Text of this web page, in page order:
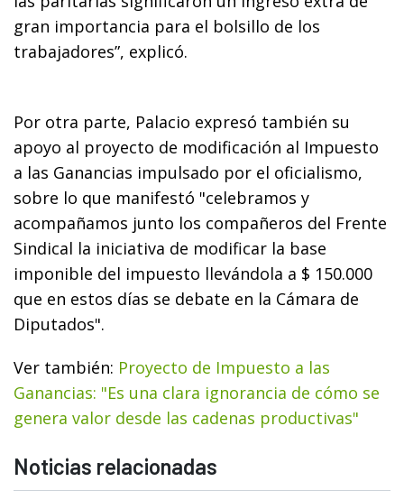
gran importancia para el bolsillo de los
trabajadores”, explicó.
Por otra parte, Palacio expresó también su
apoyo al proyecto de modificación al Impuesto
a las Ganancias impulsado por el oficialismo,
sobre lo que manifestó "celebramos y
acompañamos junto los compañeros del Frente
Sindical la iniciativa de modificar la base
imponible del impuesto llevándola a $ 150.000
que en estos días se debate en la Cámara de
Diputados".
Ver también: Proyecto de Impuesto a las
Ganancias: "Es una clara ignorancia de cómo se
genera valor desde las cadenas productivas"
Noticias relacionadas